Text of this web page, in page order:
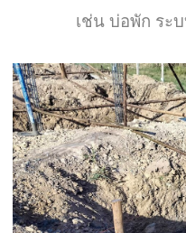
เช่น บ่อพัก ระ